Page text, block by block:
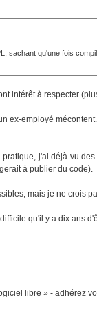
sachant qu'une fois
intérêt à respecter
ex-employé mécontent.
pratique, j'ai déjà vu
à publier du code).
mais je ne crois
qu'il y a dix ans
libre » - adhérez